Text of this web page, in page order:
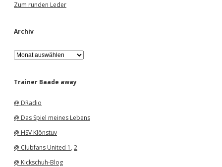
Zum runden Leder
Archiv
A
r
h
Trainer Baade away
@ DRadio
@ Das Spiel meines Lebens
@ HSV Klönstuv
@ Clubfans United 1 , 2
@ Kickschuh-Blog